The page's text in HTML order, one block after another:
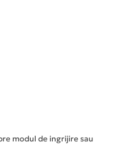
modul de ingrijire sau